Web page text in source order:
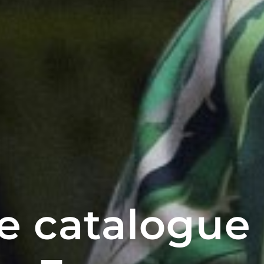
catalogue